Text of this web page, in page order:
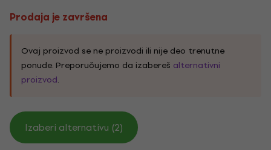
Prodaja je završena
Ovaj proizvod se ne proizvodi ili nije deo trenutne
ponude. Preporučujemo da izabereš alternativni
proizvod.
Izaberi alternativu (2)